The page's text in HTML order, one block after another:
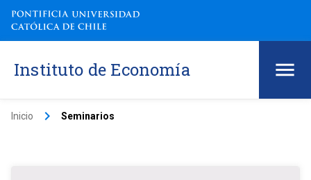
Instituto de Economía
Inicio keyboard_arrow_right Seminarios